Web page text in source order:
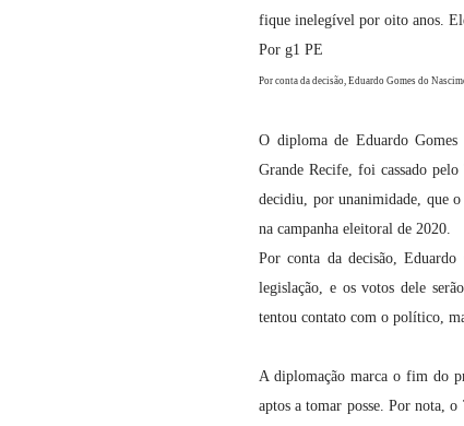
fique inelegível por oito anos.
Por g1 PE
Por conta da decisão, Eduardo Gomes do
O diploma de Eduardo Gomes
Grande Recife, foi cassado
decidiu, por unanimidade, que
na campanha eleitoral de 2020.
Por conta da decisão,
legislação, e os votos dele
tentou contato com o político,
A diplomação marca o fim do
aptos a tomar posse. Por nota,